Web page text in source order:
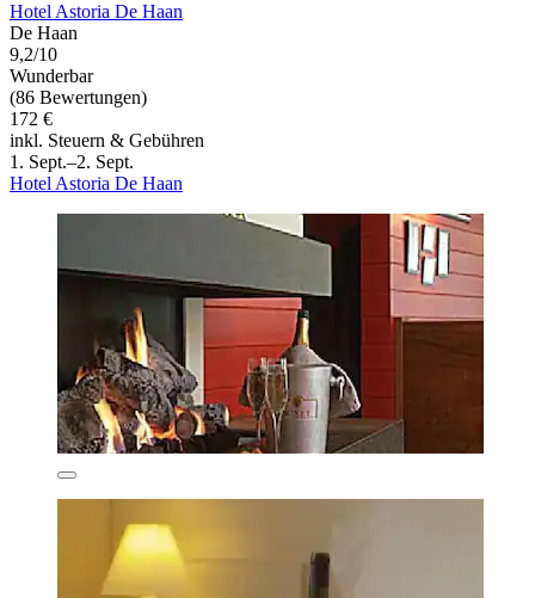
Hotel Astoria De Haan
De Haan
9,2/10
Wunderbar
(86 Bewertungen)
172 €
inkl. Steuern & Gebühren
1. Sept.–2. Sept.
Hotel Astoria De Haan